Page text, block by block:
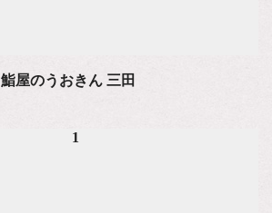
鮨屋のうおきん 三田